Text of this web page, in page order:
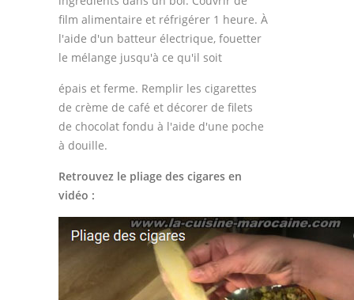
film alimentaire et réfrigérer 1 heure. À
l'aide d'un batteur électrique, fouetter
le mélange jusqu'à ce qu'il soit
épais et ferme. Remplir les cigarettes
de crème de café et décorer de filets
de chocolat fondu à l'aide d'une poche
à douille.
Retrouvez le pliage des cigares en
vidéo :